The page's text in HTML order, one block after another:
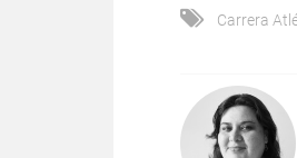
Carrera